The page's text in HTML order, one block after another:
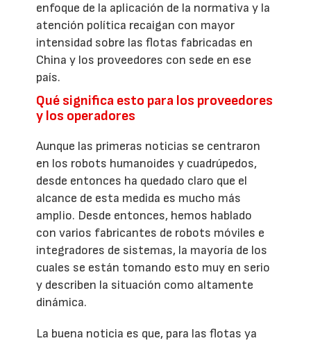
enfoque de la aplicación de la normativa y la
atención política recaigan con mayor
intensidad sobre las flotas fabricadas en
China y los proveedores con sede en ese
país.
Qué significa esto para los proveedores
y los operadores
Aunque las primeras noticias se centraron
en los robots humanoides y cuadrúpedos,
desde entonces ha quedado claro que el
alcance de esta medida es mucho más
amplio. Desde entonces, hemos hablado
con varios fabricantes de robots móviles e
integradores de sistemas, la mayoría de los
cuales se están tomando esto muy en serio
y describen la situación como altamente
dinámica.
La buena noticia es que, para las flotas ya